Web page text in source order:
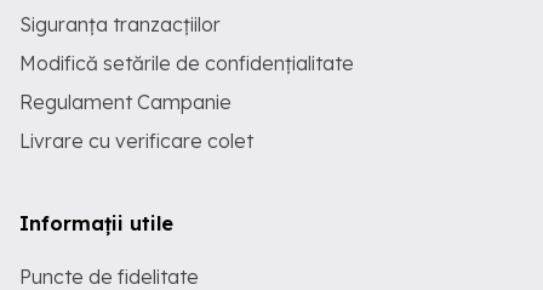
Siguranța tranzacțiilor
Modifică setările de confidențialitate
Regulament Campanie
Livrare cu verificare colet
Informații utile
Puncte de fidelitate